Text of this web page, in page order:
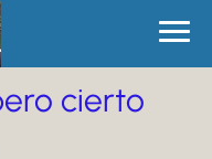
cierto